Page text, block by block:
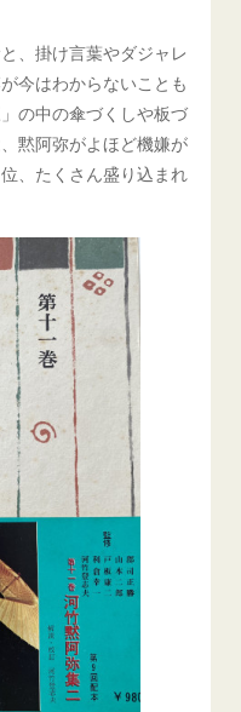
、掛け言葉やダジャレ
今はわからないことも
の中の傘づくしや板づ
黙阿弥がよほど機嫌が
、たくさん盛り込まれ